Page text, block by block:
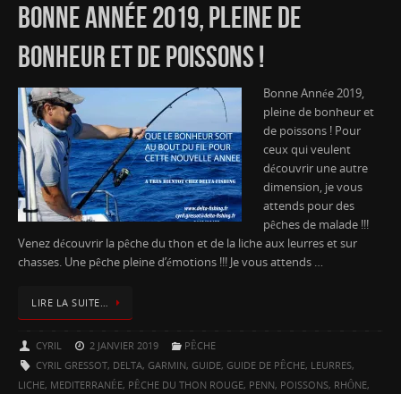
BONNE ANNÉE 2019, PLEINE DE
BONHEUR ET DE POISSONS !
Bonne Année 2019,
pleine de bonheur et
de poissons ! Pour
ceux qui veulent
découvrir une autre
dimension, je vous
attends pour des
pêches de malade !!!
Venez découvrir la pêche du thon et de la liche aux leurres et sur
chasses. Une pêche pleine d’émotions !!! Je vous attends …
LIRE LA SUITE…
CYRIL 2 JANVIER 2019
PÊCHE
CYRIL GRESSOT, DELTA, GARMIN, GUIDE, GUIDE DE PÊCHE, LEURRES,
LICHE, MEDITERRANÉE, PÊCHE DU THON ROUGE, PENN, POISSONS, RHÔNE,